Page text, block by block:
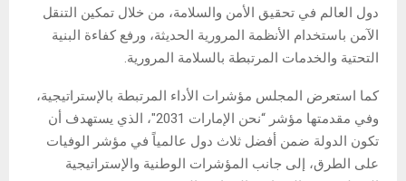
دول العالم في تحقيق الأمن والسلامة، من خلال تمكين التنقل
الآمن باستخدام الأنظمة المرورية الحديثة، ورفع كفاءة البنية
التحتية والخدمات المرتبطة بالسلامة المرورية.
كما استعرض المجلس مؤشرات الأداء المرتبطة بالإستراتيجية،
وفي مقدمتها مؤشر “نحن الإمارات 2031″، الذي يستهدف أن
تكون الدولة ضمن أفضل ثلاث دول عالمياً في مؤشر الوفيات
على الطرق، إلى جانب المؤشرات الوطنية والإستراتيجية